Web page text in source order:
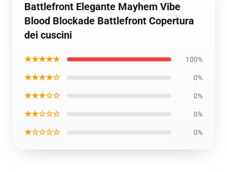
Battlefront Elegante Mayhem Vibe
Blood Blockade Battlefront Copertura
dei cuscini
★★★★★ 100%
★★★★☆ 0%
★★★☆☆ 0%
★★☆☆☆ 0%
★☆☆☆☆ 0%